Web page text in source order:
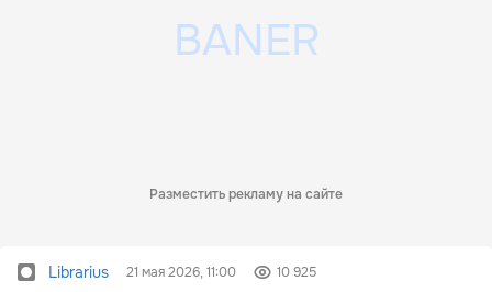
Разместить рекламу на сайте
Librarius 21 мая 2026, 11:00 10 925